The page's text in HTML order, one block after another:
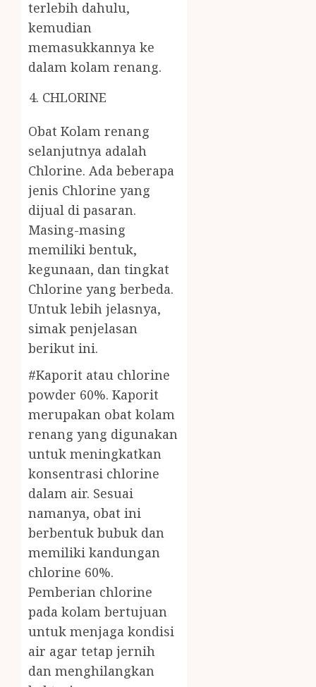
terlebih dahulu,
kemudian
memasukkannya ke
dalam kolam renang.
CHLORINE
Obat Kolam renang
selanjutnya adalah
Chlorine. Ada beberapa
jenis Chlorine yang
dijual di pasaran.
Masing-masing
memiliki bentuk,
kegunaan, dan tingkat
Chlorine yang berbeda.
Untuk lebih jelasnya,
simak penjelasan
berikut ini.
#Kaporit atau chlorine
powder 60%. Kaporit
merupakan obat kolam
renang yang digunakan
untuk meningkatkan
konsentrasi chlorine
dalam air. Sesuai
namanya, obat ini
berbentuk bubuk dan
memiliki kandungan
chlorine 60%.
Pemberian chlorine
pada kolam bertujuan
untuk menjaga kondisi
air agar tetap jernih
dan menghilangkan